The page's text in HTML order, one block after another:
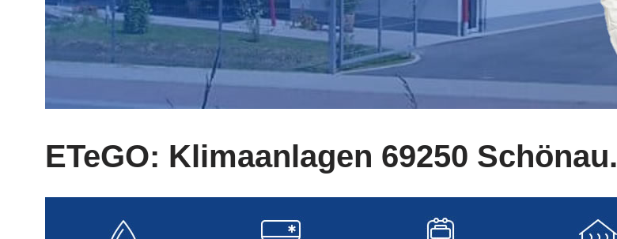
ETeGO: Klimaanlagen 69250 Schönau.